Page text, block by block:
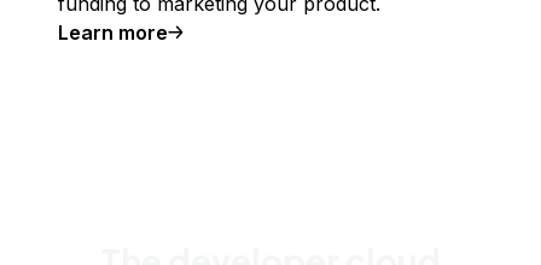
Learn more